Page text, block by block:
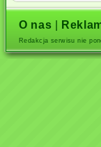
O nas
Redakcja serwisu nie